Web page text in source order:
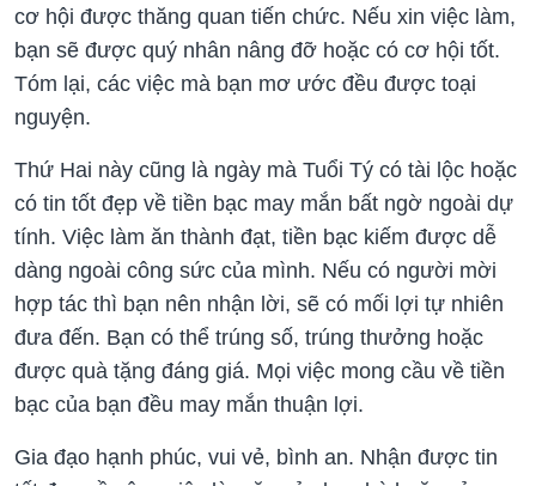
cơ hội được thăng quan tiến chức. Nếu xin việc làm,
bạn sẽ được quý nhân nâng đỡ hoặc có cơ hội tốt.
Tóm lại, các việc mà bạn mơ ước đều được toại
nguyện.
Thứ Hai này cũng là ngày mà Tuổi Tý có tài lộc hoặc
có tin tốt đẹp về tiền bạc may mắn bất ngờ ngoài dự
tính. Việc làm ăn thành đạt, tiền bạc kiếm được dễ
dàng ngoài công sức của mình. Nếu có người mời
hợp tác thì bạn nên nhận lời, sẽ có mối lợi tự nhiên
đưa đến. Bạn có thể trúng số, trúng thưởng hoặc
được quà tặng đáng giá. Mọi việc mong cầu về tiền
bạc của bạn đều may mắn thuận lợi.
Gia đạo hạnh phúc, vui vẻ, bình an. Nhận được tin